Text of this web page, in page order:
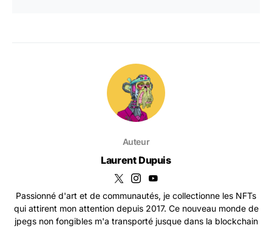
Auteur
Laurent Dupuis
Passionné d'art et de communautés, je collectionne les NFTs
qui attirent mon attention depuis 2017. Ce nouveau monde de
jpegs non fongibles m'a transporté jusque dans la blockchain